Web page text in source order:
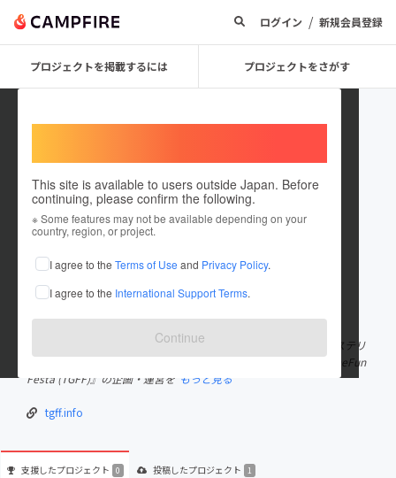
ログイン / 新規会員登録
プロジェクトを掲載するには プロジェクトをさがす
This site is available to users outside Japan. Before
continuing, please confirm the following.
※ Some features may not be available depending on your
country, region, or project.
I agree to the Terms of Use and Privacy Policy.
I agree to the International Support Terms.
Continue
TGFF
これまでに1件のプロジェクトを投稿しています
在住国：日本 現在地：大阪府
出身国：日本 出身地：未設定
わたしたちは、RPG、ボードゲーム、カードゲーム、マーダーミステリ
ーなどのアナログゲームをみんなで楽しむイベント、『TableGameFun
Festa (TGFF)』の企画・運営を もっと見る
tgff.info
支援したプロジェクト 0 投稿したプロジェクト 1